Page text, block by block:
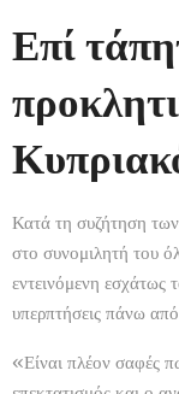
Επί
Κατά τη συζήτηση
στο συνομιλητή του
εντεινόμενη εσχάτως
υπερπτήσεις πάνω
«Είναι πλέον σαφές